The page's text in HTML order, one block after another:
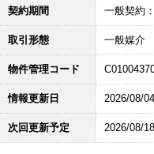
契約期間 一般契約
取引形態 一般媒介
物件管理コード
情報更新日 2026/08/04
次回更新予定 2026/08/18